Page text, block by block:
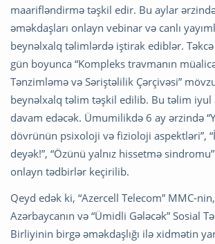
maarifləndirmə təşkil edir. Bu aylar
əməkdaşları onlayn vebinar və canlı
beynəlxalq təlimlərdə iştirak ediblər. Təkcə
gün boyunca “Kompleks travmanın
Tənzimləmə və Səriştəlilik Çərçivəsi”
beynəlxalq təlim təşkil edilib. Bu təlim iyul
davam edəcək. Ümumilikdə 6 ay ərzində
dövrünün psixoloji və fizioloji aspektləri”,
deyək!”, “Özünü yalnız hissetmə
onlayn tədbirlər keçirilib.
Qeyd edək ki, “Azercell Telecom” MMC-
Azərbaycanın və “Ümidli Gələcək” Sosial
Birliyinin birgə əməkdaşlığı ilə xidmətin